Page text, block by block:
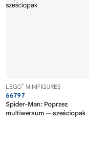
LEGO® MINIFIGURES
66797
Spider-Man: Poprzez
multiwersum — sześciopak